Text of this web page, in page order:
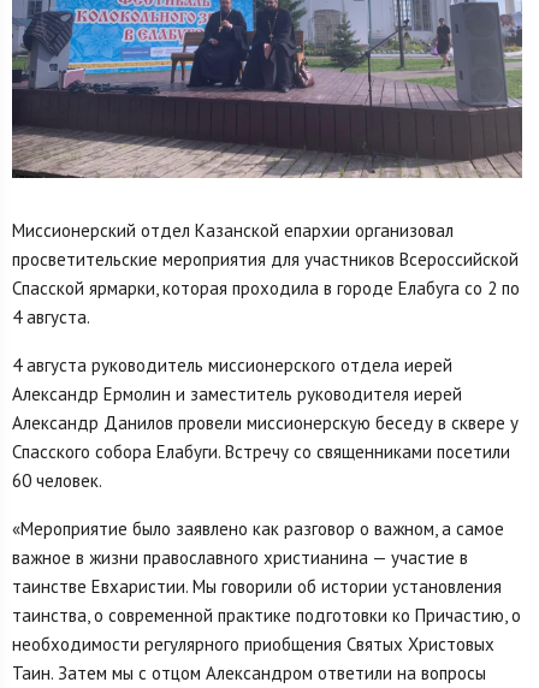
Миссионерский отдел Казанской епархии организовал
просветительские мероприятия для участников Всероссийской
Спасской ярмарки, которая проходила в городе Елабуга со 2 по
4 августа.
4 августа руководитель миссионерского отдела иерей
Александр Ермолин и заместитель руководителя иерей
Александр Данилов провели миссионерскую беседу в сквере у
Спасского собора Елабуги. Встречу со священниками посетили
60 человек.
«Мероприятие было заявлено как разговор о важном, а самое
важное в жизни православного христианина — участие в
таинстве Евхаристии. Мы говорили об истории установления
таинства, о современной практике подготовки ко Причастию, о
необходимости регулярного приобщения Святых Христовых
Таин. Затем мы с отцом Александром ответили на вопросы